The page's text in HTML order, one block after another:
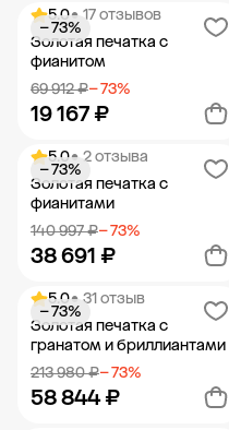
Добавить в корзину
5.0• 17 отзывов
Золотая печатка с
фианитом
69 912 ₽− 73%
19 167 ₽
− 73%
Добавить в корзину
5.0• 2 отзыва
Золотая печатка с
фианитами
140 997 ₽− 73%
38 691 ₽
− 73%
Добавить в корзину
5.0• 31 отзыв
Золотая печатка с
гранатом и бриллиантами
213 980 ₽− 73%
58 844 ₽
− 73%